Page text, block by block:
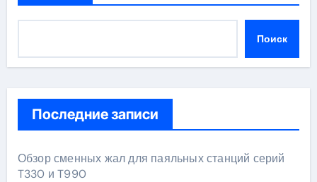
Поиск
Последние записи
Обзор сменных жал для паяльных станций серий
T330 и T990